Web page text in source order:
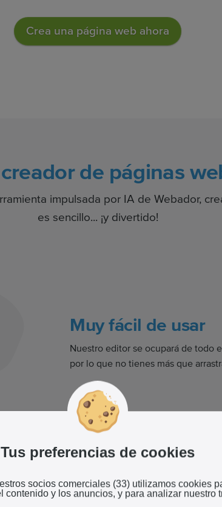
Crea una página web ahora
de páginas
impulsada por IA de Webador,
es sencillo... ¡y divertido!
Muy fácil de usar
Nuestro editor se ocupará de todo
por lo que no tienes más que
web con
Tus preferencias de cookies
socios comerciales (33) utilizamos cookies
contenido y los anuncios, y para analizar nuestro